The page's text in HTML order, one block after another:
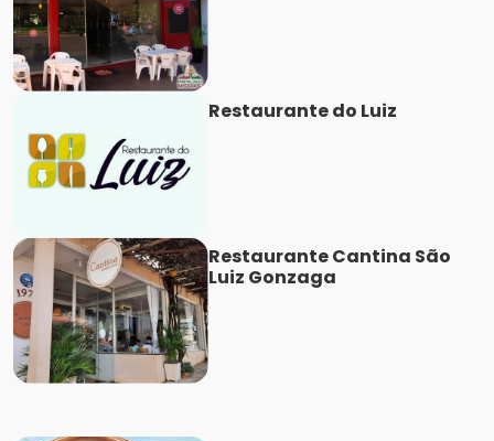
Restaurante do Luiz
Restaurante Cantina São
Luiz Gonzaga